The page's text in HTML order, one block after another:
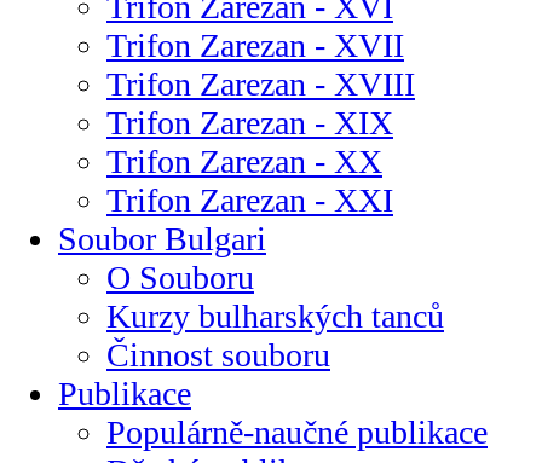
Trifon Zarezan - XVII
Trifon Zarezan - XVIII
Trifon Zarezan - XIX
Trifon Zarezan - XX
Trifon Zarezan - XXI
Soubor Bulgari
O Souboru
Kurzy bulharských tanců
Činnost souboru
Publikace
Populárně-naučné publikace